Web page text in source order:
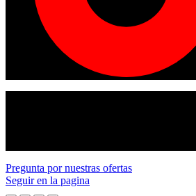
Pregunta por nuestras ofertas
Seguir en la pagina